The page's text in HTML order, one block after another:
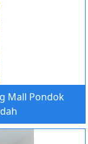
Mall Pondok